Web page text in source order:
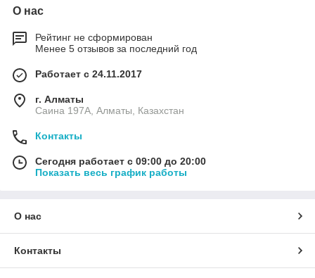
О нас
Рейтинг не сформирован
Менее 5 отзывов за последний год
Работает с 24.11.2017
г. Алматы
Саина 197А, Алматы, Казахстан
Контакты
Сегодня работает с 09:00 до 20:00
Показать весь график работы
О нас
Контакты